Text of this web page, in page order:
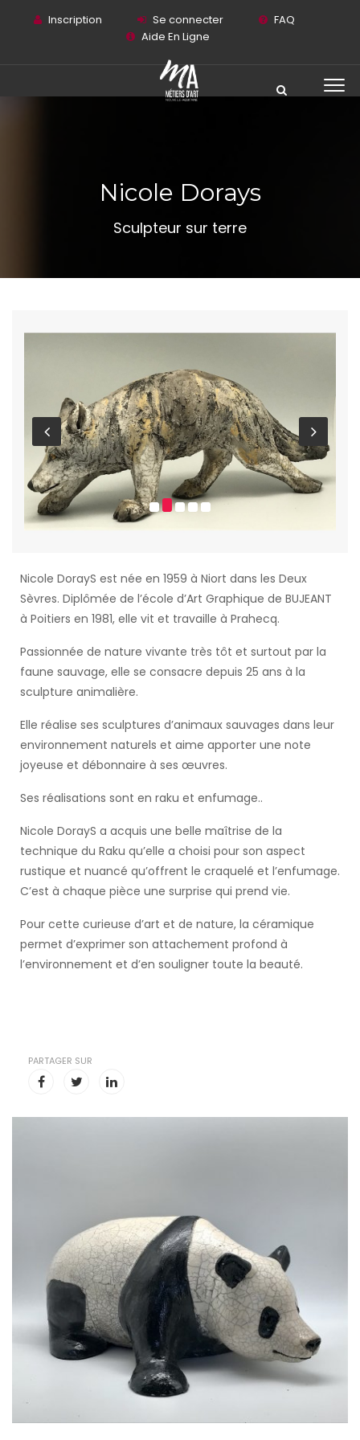
Inscription Se connecter
FAQ
Aide En Ligne
Nicole Dorays
Sculpteur sur terre
Nicole DorayS est née en 1959 à Niort dans les Deux
Sèvres. Diplômée de l’école d’Art Graphique de BUJEANT
à Poitiers en 1981, elle vit et travaille à Prahecq.
Passionnée de nature vivante très tôt et surtout par la
faune sauvage, elle se consacre depuis 25 ans à la
sculpture animalière.
Elle réalise ses sculptures d’animaux sauvages dans leur
environnement naturels et aime apporter une note
joyeuse et débonnaire à ses œuvres.
Ses réalisations sont en raku et enfumage..
Nicole DorayS a acquis une belle maîtrise de la
technique du Raku qu’elle a choisi pour son aspect
rustique et nuancé qu’offrent le craquelé et l’enfumage.
C’est à chaque pièce une surprise qui prend vie.
Pour cette curieuse d’art et de nature, la céramique
permet d’exprimer son attachement profond à
l’environnement et d’en souligner toute la beauté.
PARTAGER SUR